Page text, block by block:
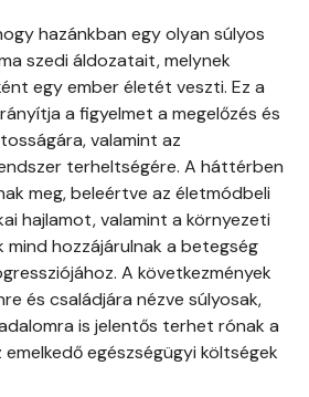
hazánkban egy olyan súlyos
szedi áldozatait, melynek
egy ember életét veszti. Ez a
a figyelmet a megelőzés és
valamint az
terheltségére. A háttérben
meg, beleértve az életmódbeli
hajlamot, valamint a környezeti
mind hozzájárulnak a betegség
A következmények
és családjára nézve súlyosak,
is jelentős terhet rónak a
egészségügyi költségek